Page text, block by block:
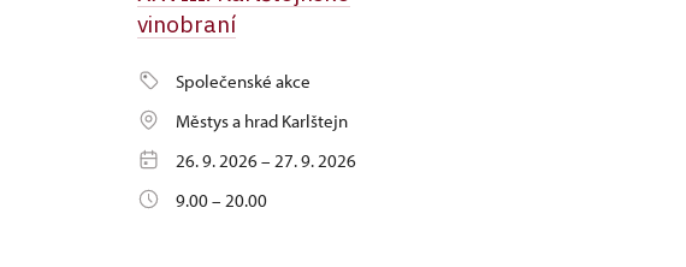
vinobraní
Společenské akce
Městys a hrad Karlštejn
26. 9. 2026 – 27. 9. 2026
9.00 – 20.00